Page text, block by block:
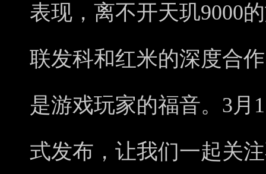
表现，离不开天玑9000
联发科和红米的深度合
是游戏玩家的福音。3月
式发布，让我们一起关